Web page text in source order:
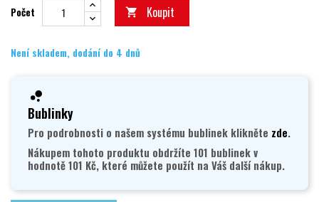
Počet  Koupit
Není skladem, dodání do 4 dnů
Bublinky
Pro podrobnosti o našem systému bublinek klikněte zde.
Nákupem tohoto produktu obdržíte 101 bublinek v
hodnotě 101 Kč, které můžete použít na Váš další nákup.